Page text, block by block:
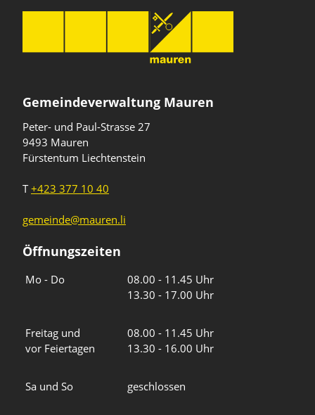
Gemeindeverwaltung Mauren
Peter- und Paul-Strasse 27
9493 Mauren
Fürstentum Liechtenstein
T+423 377 10 40
gemeinde@mauren.li
Öffnungszeiten
Mo - Do
08.00 - 11.45 Uhr
13.30 - 17.00 Uhr
Freitag und
vor Feiertagen
08.00 - 11.45 Uhr
13.30 - 16.00 Uhr
Sa und So geschlossen